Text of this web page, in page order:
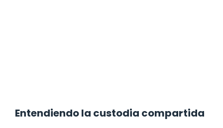
Entendiendo la custodia compartida